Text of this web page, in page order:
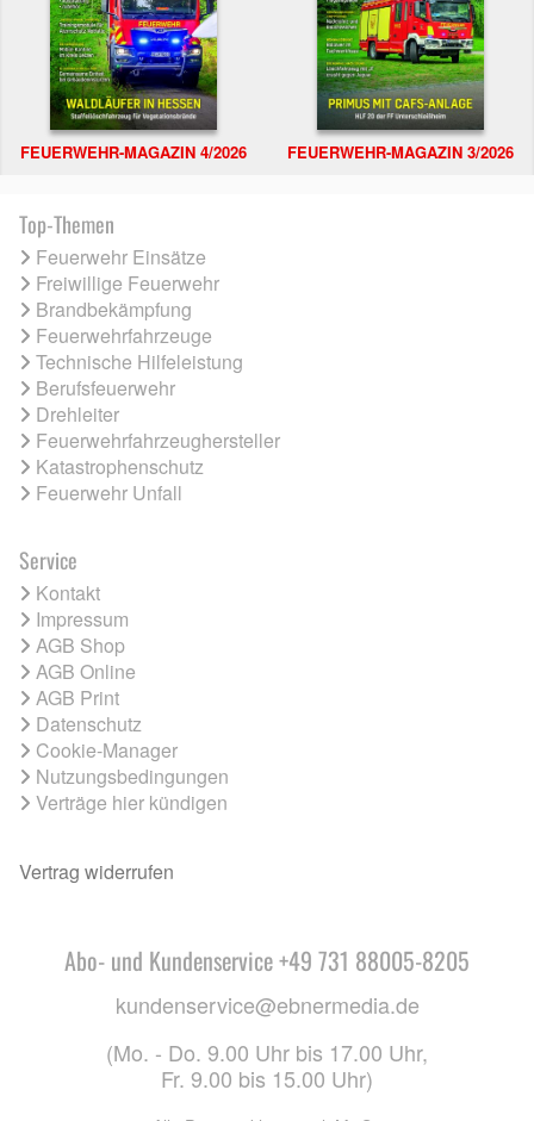
FEUERWEHR-MAGAZIN 4/2026 FEUERWEHR-MAGAZIN 3/2026
Top-Themen
Feuerwehr Einsätze
Freiwillige Feuerwehr
Brandbekämpfung
Feuerwehrfahrzeuge
Technische Hilfeleistung
Berufsfeuerwehr
Drehleiter
Feuerwehrfahrzeughersteller
Katastrophenschutz
Feuerwehr Unfall
Service
Kontakt
Impressum
AGB Shop
AGB Online
AGB Print
Datenschutz
Cookie-Manager
Nutzungsbedingungen
Verträge hier kündigen
Vertrag widerrufen
Abo- und Kundenservice +49 731 88005-8205
kundenservice@ebnermedia.de
(Mo. - Do. 9.00 Uhr bis 17.00 Uhr,
Fr. 9.00 bis 15.00 Uhr)